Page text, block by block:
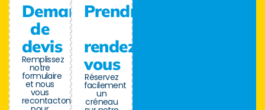
Demande
de
devis
Remplissez
notre
formulaire
et nous
vous
recontactons
Prendre
rendez-
vous
Réservez
facilement
un
créneau